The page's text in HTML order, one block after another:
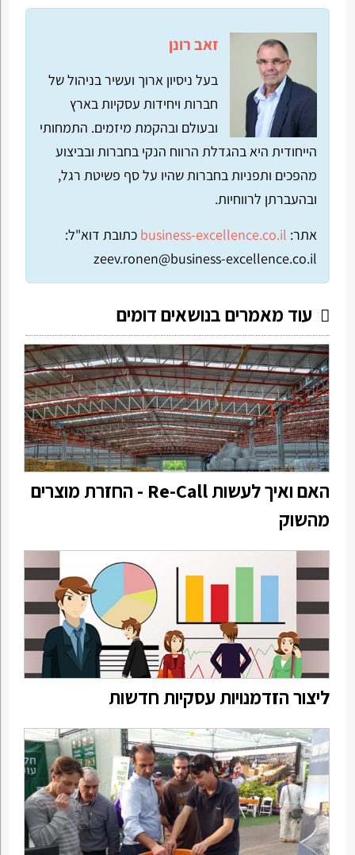
זאב רונן
בעל ניסיון ארוך ועשיר בניהול של
חברות ויחידות עסקיות בארץ
ובעולם ובהקמת מיזמים. התמחותי
הייחודית היא בהגדלת הרווח הנקי בחברות ובביצוע
מהפכים ותפניות בחברות שהיו על סף פשיטת רגל,
ובהעברתן לרווחיות.
אתר: business-excellence.co.il כתובת דוא"ל:
zeev.ronen@business-excellence.co.il
עוד מאמרים בנושאים דומים
האם ואיך לעשות Re-Call - החזרת מוצרים
מהשוק
ליצור הזדמנויות עסקיות חדשות